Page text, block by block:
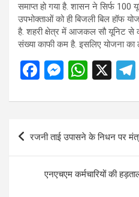
समाप्त हो गया है. शासन ने सिर्फ
उपभोक्ताओं को ही बिजली बिल हॉफ
है. शहरी क्षेत्र में आजकल सौ यूनिट
संख्या काफी कम है. इसलिए योजना का
F
ce
b
o
o
k
M
se
g
er
W
at
s
A
p
p
X
Post
navigation
रजनी ताई उपासने के निधन पर
एनएचएम कर्मचारियों की